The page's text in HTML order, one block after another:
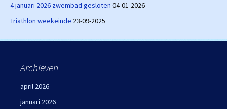
4 januari 2026 zwembad gesloten 04-01-2026
Triathlon weekeinde 23-09-2025
Archieven
april 2026
januari 2026